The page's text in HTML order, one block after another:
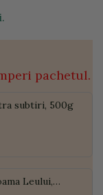
pachetul.
subtiri, 500g
Leului,